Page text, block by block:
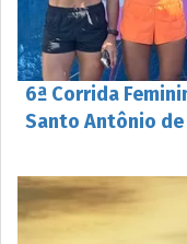
6ª Corrida
Santo Antônio de